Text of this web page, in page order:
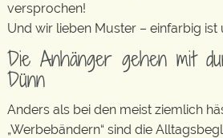
versprochen!
Und wir lieben Muster – einfarbig ist
Die Anhänger gehen mit
Dünn
Anders als bei den meist ziemlich
„Werbebändern“ sind die